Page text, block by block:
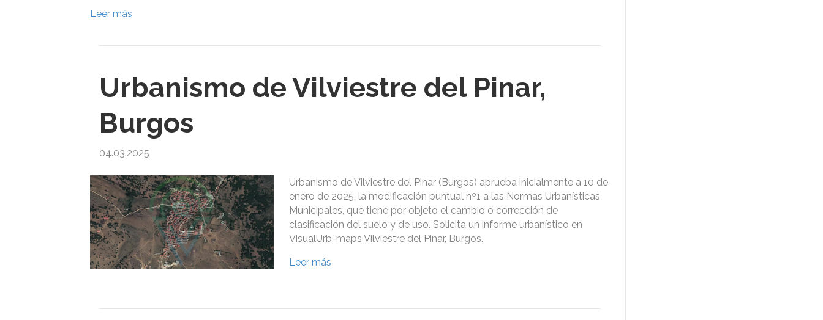
Leer más
Urbanismo de Vilviestre del Pinar,
Burgos
04.03.2025
Urbanismo de Vilviestre del Pinar (Burgos) aprueba inicialmente a 10 de
enero de 2025, la modificación puntual nº1 a las Normas Urbanísticas
Municipales, que tiene por objeto el cambio o corrección de
clasificación del suelo y de uso. Solicita un informe urbanístico en
VisualUrb-maps Vilviestre del Pinar, Burgos.
Leer más